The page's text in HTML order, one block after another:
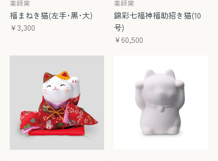
薬師窯
福まねき猫(左手･黒･大)
¥3,300
薬師窯
錦彩七福神福助招き猫(10
号)
¥60,500